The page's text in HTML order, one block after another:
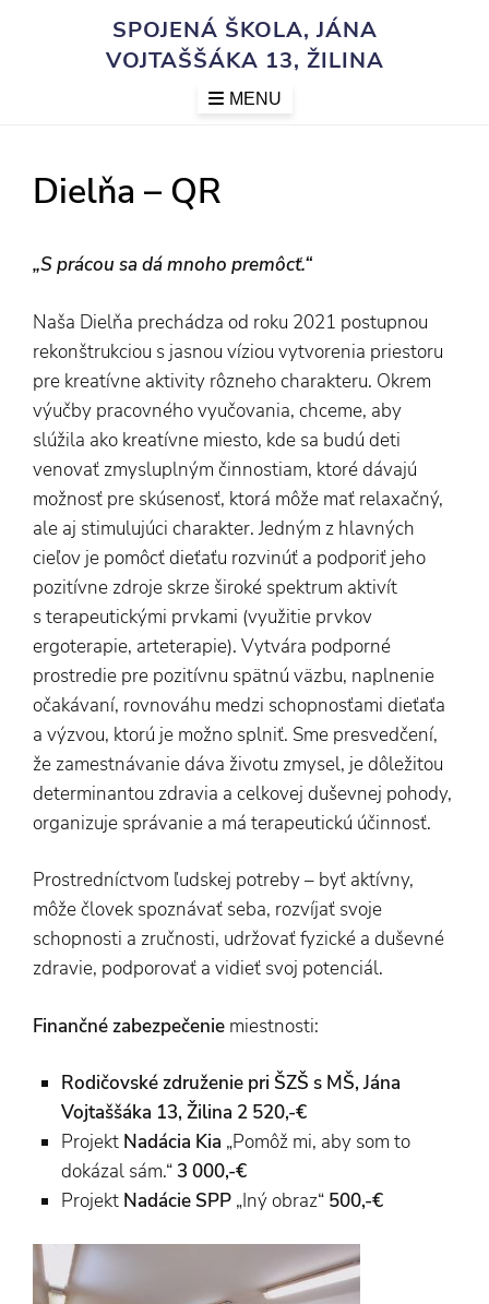
SPOJENÁ ŠKOLA, JÁNA
VOJTAŠŠÁKA 13, ŽILINA
MENU
Dielňa – QR
„S prácou sa dá mnoho premôcť.“
Naša Dielňa prechádza od roku 2021 postupnou
rekonštrukciou s jasnou víziou vytvorenia priestoru
pre kreatívne aktivity rôzneho charakteru. Okrem
výučby pracovného vyučovania, chceme, aby
slúžila ako kreatívne miesto, kde sa budú deti
venovať zmysluplným činnostiam, ktoré dávajú
možnosť pre skúsenosť, ktorá môže mať relaxačný,
ale aj stimulujúci charakter. Jedným z hlavných
cieľov je pomôcť dieťaťu rozvinúť a podporiť jeho
pozitívne zdroje skrze široké spektrum aktivít
s terapeutickými prvkami (využitie prvkov
ergoterapie, arteterapie). Vytvára podporné
prostredie pre pozitívnu spätnú väzbu, naplnenie
očakávaní, rovnováhu medzi schopnosťami dieťaťa
a výzvou, ktorú je možno splniť. Sme presvedčení,
že zamestnávanie dáva životu zmysel, je dôležitou
determinantou zdravia a celkovej duševnej pohody,
organizuje správanie a má terapeutickú účinnosť.
Prostredníctvom ľudskej potreby – byť aktívny,
môže človek spoznávať seba, rozvíjať svoje
schopnosti a zručnosti, udržovať fyzické a duševné
zdravie, podporovať a vidieť svoj potenciál.
Finančné zabezpečenie miestnosti:
Rodičovské združenie pri ŠZŠ s MŠ, Jána
Vojtaššáka 13, Žilina 2 520,-€
Projekt Nadácia Kia „Pomôž mi, aby som to
dokázal sám.“ 3 000,-€
Projekt Nadácie SPP„Iný obraz“ 500,-€